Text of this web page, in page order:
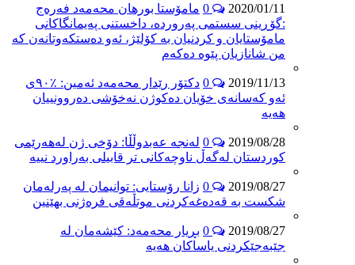
2020/01/11
مامۆستا بورهان محەمەد فەرەج
:گۆڕینی سستمی پەروردە، داخستنی پەیمانگاکانی
مامۆستایان و کردنیان بە کۆلێژ، ئەو دەستکەوتانەن کە
من شانازیان پێوە دەکەم
2019/11/13
دکتۆر رێدار محەمەد ئەمین: ٪٩٠ی
ئەو کەسانەی خۆیان دەکوژن نەخۆشی دەروونییان
هەیە
2019/08/28
لەنجە عەبدوڵڵا: دۆخی ژن لەهەرێمی
کوردستان لەگەڵ ناوچەکانی تر قابیلی بەراورد نییە
2019/08/27
زانا رۆستایی: توانیمان لە پەرلەمان
شکست بە قەدەغەکردنی موتڵەقی فرەژنی بهێنین
2019/08/27
بڕیار محەمەد: کێشەمان لە
جێبەجێکردنی یاساکان هەیە